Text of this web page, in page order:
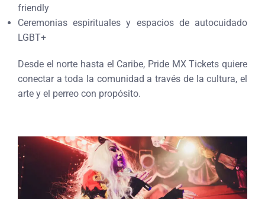
friendly
Ceremonias espirituales y espacios de autocuidado
LGBT+
Desde el norte hasta el Caribe, Pride MX Tickets quiere
conectar a toda la comunidad a través de la cultura, el
arte y el perreo con propósito.